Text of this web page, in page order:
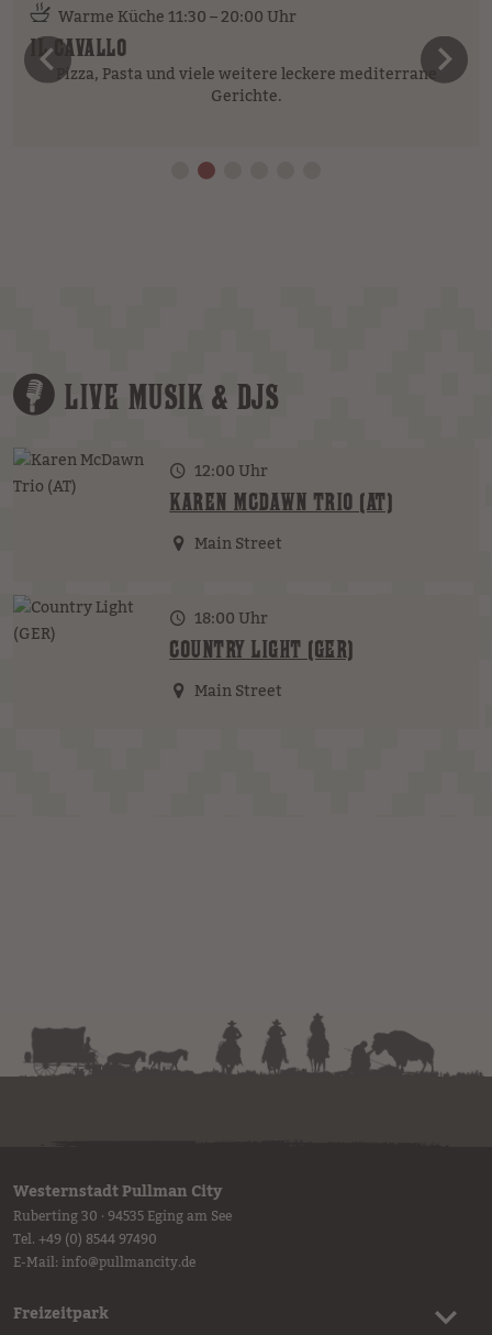
Warme Küche 11:30 – 20:00 Uhr
IL CAVALLO
Pizza, Pasta und viele weitere leckere mediterrane
Gerichte.
vorheriges Element
LIVE MUSIK & DJS
12:00 Uhr
KAREN MCDAWN TRIO (AT)
Main Street
18:00 Uhr
COUNTRY LIGHT (GER)
Main Street
Westernstadt Pullman City
Ruberting 30 · 94535 Eging am See
Tel. +49 (0) 8544 97490
E-Mail:info@pullmancity.de
Freizeitpark